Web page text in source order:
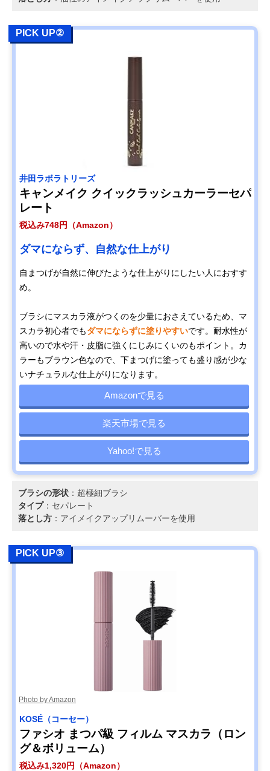
PICK UP②
井田ラボラトリーズ
キャンメイク クイックラッシュカーラーセパ
レート
税込み748円（Amazon）
ダマにならず、自然な仕上がり
自まつげが自然に伸びたような仕上がりにしたい人におすす
め。
ブラシにマスカラ液がつくのを少量におさえているため、マ
スカラ初心者でもダマにならずに塗りやすいです。耐水性が
高いので水や汗・皮脂に強くにじみにくいのもポイント。カ
ラーもブラウン色なので、下まつげに塗っても盛り感が少な
いナチュラルな仕上がりになります。
Amazonで見る
楽天市場で見る
Yahoo!で見る
ブラシの形状 ：超極細ブラシ
タイプ：セパレート
落とし方 ：アイメイクアップリムーバーを使用
PICK UP③
Photo by Amazon
KOSÉ（コーセー）
ファシオ まつパ級 フィルム マスカラ（ロン
グ＆ボリューム）
税込み1,320円（Amazon）